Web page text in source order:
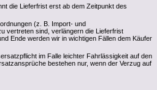
die Lieferfrist erst ab dem Zeitpunkt des
(z. B. Import- und
vertreten sind, verlängern die Lieferfrist
Ende werden wir in wichtigen Fällen dem Käufer
im Falle leichter Fahrlässigkeit auf den
bestehen nur, wenn der Verzug auf